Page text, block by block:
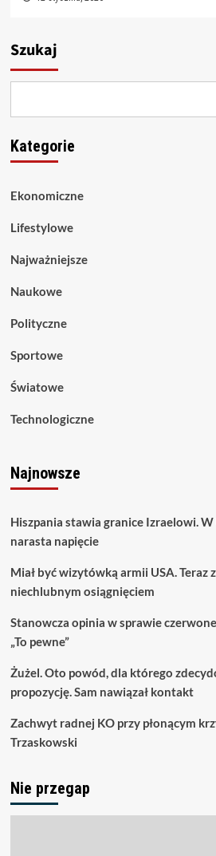
Szukaj
Kategorie
Ekonomiczne
Lifestylowe
Najważniejsze
Naukowe
Polityczne
Sportowe
Światowe
Technologiczne
Najnowsze
Hiszpania stawia granice Izraelowi.
narasta napięcie
Miał być wizytówką armii USA. Teraz
niechlubnym osiągnięciem
Stanowcza opinia w sprawie
„To pewne”
Żużel. Oto powód, dla którego
propozycję. Sam nawiązał kontakt
Zachwyt radnej KO przy płonącym
Trzaskowski
Nie przegap